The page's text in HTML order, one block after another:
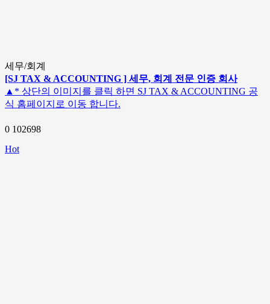
세무/회계
[SJ TAX & ACCOUNTING ] 세무, 회계 전문 인증 회사
▲* 상단의 이미지를 클릭 하면 SJ TAX & ACCOUNTING 공
식 홈페이지로 이동 합니다.
0 102698
Hot